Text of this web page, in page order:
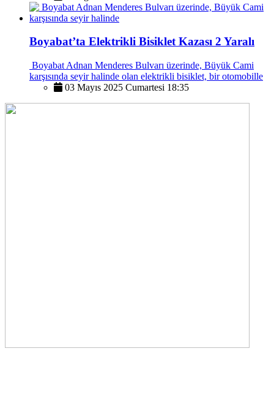
Boyabat’ta Elektrikli Bisiklet Kazası 2 Yaralı
Boyabat Adnan Menderes Bulvarı üzerinde, Büyük Cami
karşısında seyir halinde olan elektrikli bisiklet, bir otomobille
03 Mayıs 2025 Cumartesi 18:35